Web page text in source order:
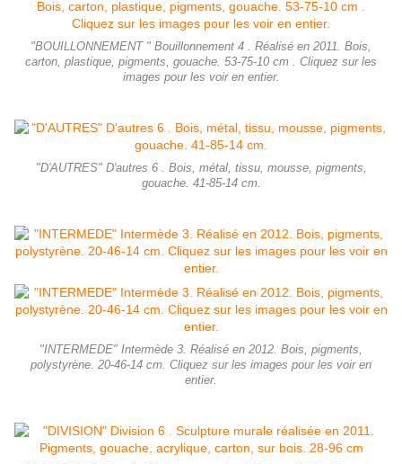
"BOUILLONNEMENT " Bouillonnement 4 . Réalisé en 2011. Bois,
carton, plastique, pigments, gouache. 53-75-10 cm . Cliquez sur les
images pour les voir en entier.
"D'AUTRES" D'autres 6 . Bois, métal, tissu, mousse, pigments,
gouache. 41-85-14 cm.
"INTERMEDE" Intermède 3. Réalisé en 2012. Bois, pigments,
polystyrène. 20-46-14 cm. Cliquez sur les images pour les voir en
entier.